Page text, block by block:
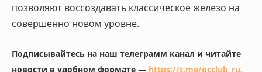
позволяют воссоздавать классическое железо на
совершенно новом уровне.
Подписывайтесь на наш телеграмм канал и читайте
новости в удобном формате — https://t.me/occlub_ru.